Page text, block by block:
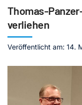
Mediathek
Jetzt abonnieren
Thomas-
verliehen
Veröffentlicht am: 14.